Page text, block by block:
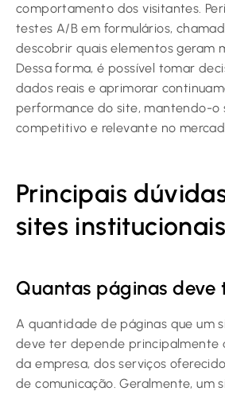
comportamento dos visitantes.
testes A/B em formulários,
descobrir quais elementos geram
Dessa forma, é possível tomar
dados reais e aprimorar
performance do site, mantendo-o
competitivo e relevante no
Principais
sites institucionais
Quantas páginas deve
A quantidade de páginas que um
deve ter depende principalmente
da empresa, dos serviços
de comunicação. Geralmente, um